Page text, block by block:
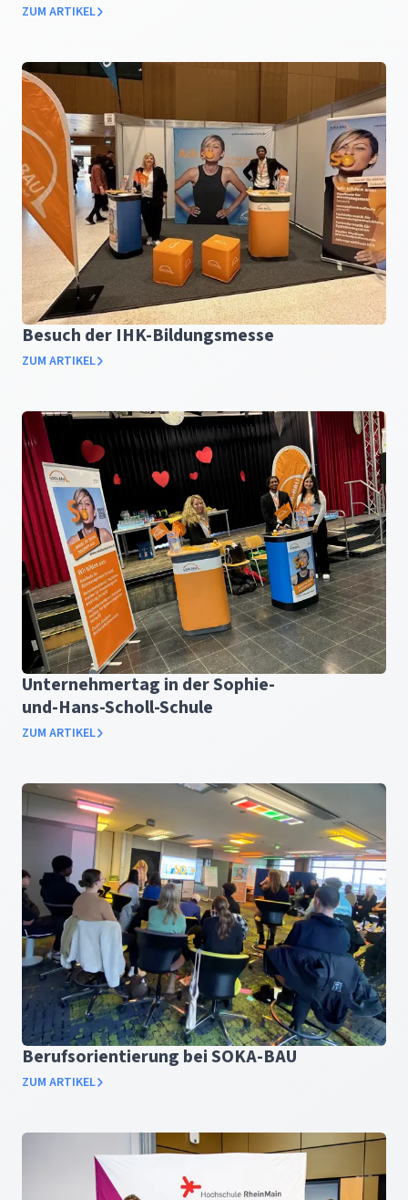
ZUM ARTIKEL
Besuch der IHK-Bildungsmesse
ZUM ARTIKEL
Unternehmertag in der Sophie-
und-Hans-Scholl-Schule
ZUM ARTIKEL
Berufsorientierung bei SOKA-BAU
ZUM ARTIKEL